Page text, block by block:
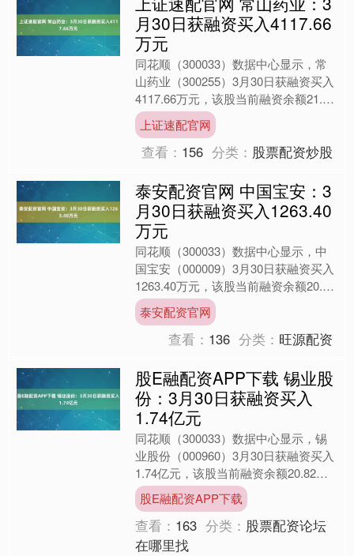
月30日获融资买入4117.66
万元
同花顺（300033）数据中心显示，常
山药业（300255）3月30日获融资买入
4117.66万元，该股当前融资余额21.00
亿元，占流通市值的6.01%，超过....
上证速配官网
查看： 156 分类： 股票配资炒股
泰安配资官网 中国宝安：3
月30日获融资买入1263.40
万元
同花顺（300033）数据中心显示，中
国宝安（000009）3月30日获融资买入
1263.40万元，该股当前融资余额20.31
亿元，占流通市值的8.73%，超过....
泰安配资官网
查看： 136 分类： 旺源配资
股E融配资APP下载 锡业股
份：3月30日获融资买入
1.74亿元
同花顺（300033）数据中心显示，锡
业股份（000960）3月30日获融资买入
1.74亿元，该股当前融资余额20.82亿
元，占流通市值的3.90%，超过历史
9....
股E融配资APP下载
查看： 163 分类： 股票配资论坛
在哪里找